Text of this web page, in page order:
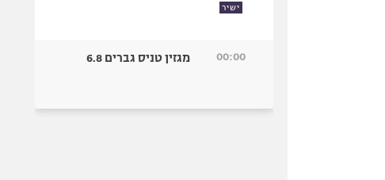
ישיר
00:00 מגזין טניס גברים 6.8